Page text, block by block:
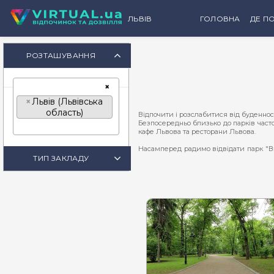
ЛЬВІВ ГОЛОВНА ДЕ
РОЗТАШУВАННЯ
×
×Львів (Львівська
область)
ТИП ЗАКЛАДУ
Відпочити і розслабитися від
Безпосередньо близько до парків
кафе Львова та ресторани Львова.
Насамперед радимо відвідати парк
розташований парк "Знесіння" -
з одного боку гори вода стікає в
Є у Львові і аж три ботанічних сади
ботанічного саду приваблюють
Стрийський парк.
Особливою львівською атмосферою
його було переобладнано на
будівлі Львівського національного
На сайті можна ознайомитися з
прогулянки вуличками Львова та